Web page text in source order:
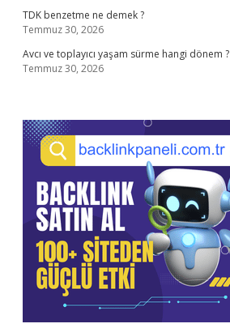
TDK benzetme ne demek ?
Temmuz 30, 2026
Avcı ve toplayıcı yaşam sürme hangi dönem ?
Temmuz 30, 2026